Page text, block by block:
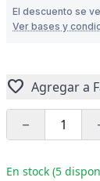
El descuento se
Ver bases y
favorite Agregar a
remove
En stock (5